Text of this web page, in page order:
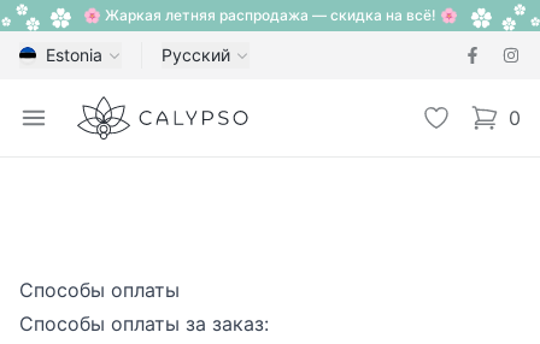
🌸 Жаркая летняя распродажа — скидка на всё! 🌸
Estonia Русский
Open menu
Calypso Избранное
0
items
Способы оплаты
Способы оплаты за заказ: